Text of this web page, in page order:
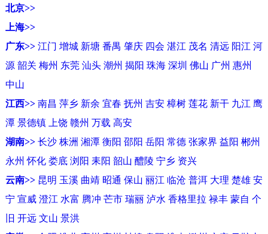
北京>>
上海>>
广东>> 江门 增城 新塘 番禺 肇庆 四会 湛江 茂名 清远 阳江 河
源 韶关 梅州 东莞 汕头 潮州 揭阳 珠海 深圳 佛山 广州 惠州
中山
江西>> 南昌 萍乡 新余 宜春 抚州 吉安 樟树 莲花 新干 九江 鹰
潭 景德镇 上饶 赣州 万载 高安
湖南>> 长沙 株洲 湘潭 衡阳 邵阳 岳阳 常德 张家界 益阳 郴州
永州 怀化 娄底 浏阳 耒阳 韶山 醴陵 宁乡 资兴
云南>> 昆明 玉溪 曲靖 昭通 保山 丽江 临沧 普洱 大理 楚雄 安
宁 宣威 澄江 水富 腾冲 芒市 瑞丽 泸水 香格里拉 禄丰 蒙自 个
旧 开远 文山 景洪